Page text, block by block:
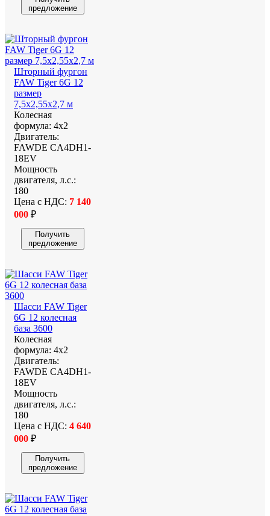
предложение
Шторный фургон
FAW Tiger 6G 12
размер
7,5x2,55x2,7 м
Колесная
формула: 4х2
Двигатель:
FAWDE CA4DH1-
18EV
Мощность
двигателя, л.с.:
180
Цена с НДС: 7 140
000 ₽
Получить
предложение
Шасси FAW Tiger
6G 12 колесная
база 3600
Колесная
формула: 4х2
Двигатель:
FAWDE CA4DH1-
18EV
Мощность
двигателя, л.с.:
180
Цена с НДС: 4 640
000 ₽
Получить
предложение